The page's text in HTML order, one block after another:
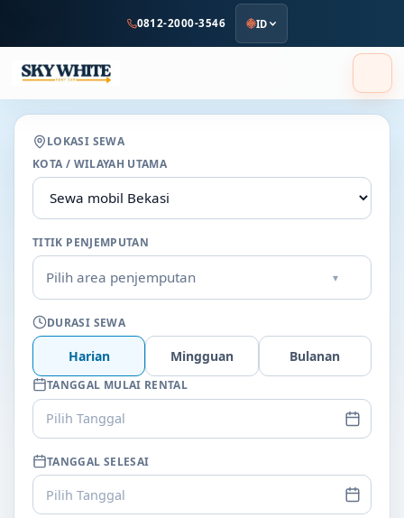
utama
0812-2000-3546 ID
LOKASI SEWA
KOTA / WILAYAH UTAMA
TITIK PENJEMPUTAN
Pilih area penjemputan ▾
DURASI SEWA
Harian Mingguan Bulanan
TANGGAL MULAI RENTAL
Pilih Tanggal
TANGGAL SELESAI
Pilih Tanggal